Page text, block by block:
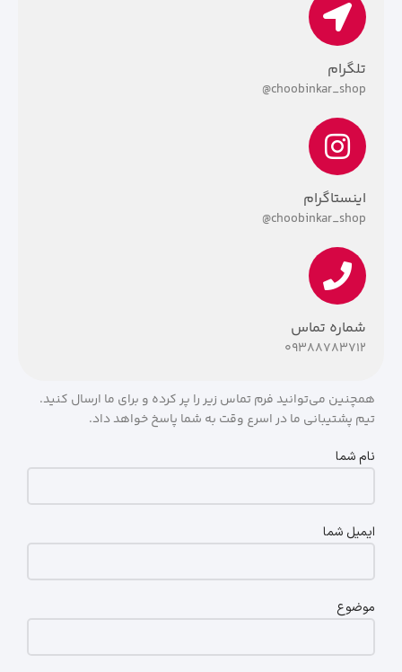
تلگرام
choobinkar_shop@
اینستاگرام
choobinkar_shop
@
شماره تماس
۰۹۳۸۸۷۸۳۷۱۲
همچنین می‌توانید فرم تماس زیر را پر کرده و برای ما ارسال کنید.
تیم پشتیبانی ما در اسرع وقت به شما پاسخ خواهد داد.
نام شما
ایمیل شما
موضوع